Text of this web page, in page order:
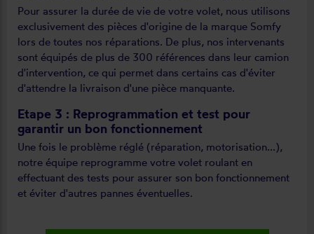
Pour assurer la durée de vie de votre volet, nous utilisons
exclusivement des pièces d'origine de la marque Somfy
lors de toutes nos réparations. De plus, nos intervenants
sont équipés de plus de 300 références dans leur camion
d'intervention, ce qui permet dans certains cas d'éviter
d'attendre la livraison d'une pièce manquante.
Etape 3 : Reprogrammation et test pour
garantir un bon fonctionnement
Une fois le problème réglé (réparation, motorisation...),
notre équipe reprogramme votre volet roulant en
effectuant des tests pour assurer son bon fonctionnement
et éviter d'autres pannes éventuelles.